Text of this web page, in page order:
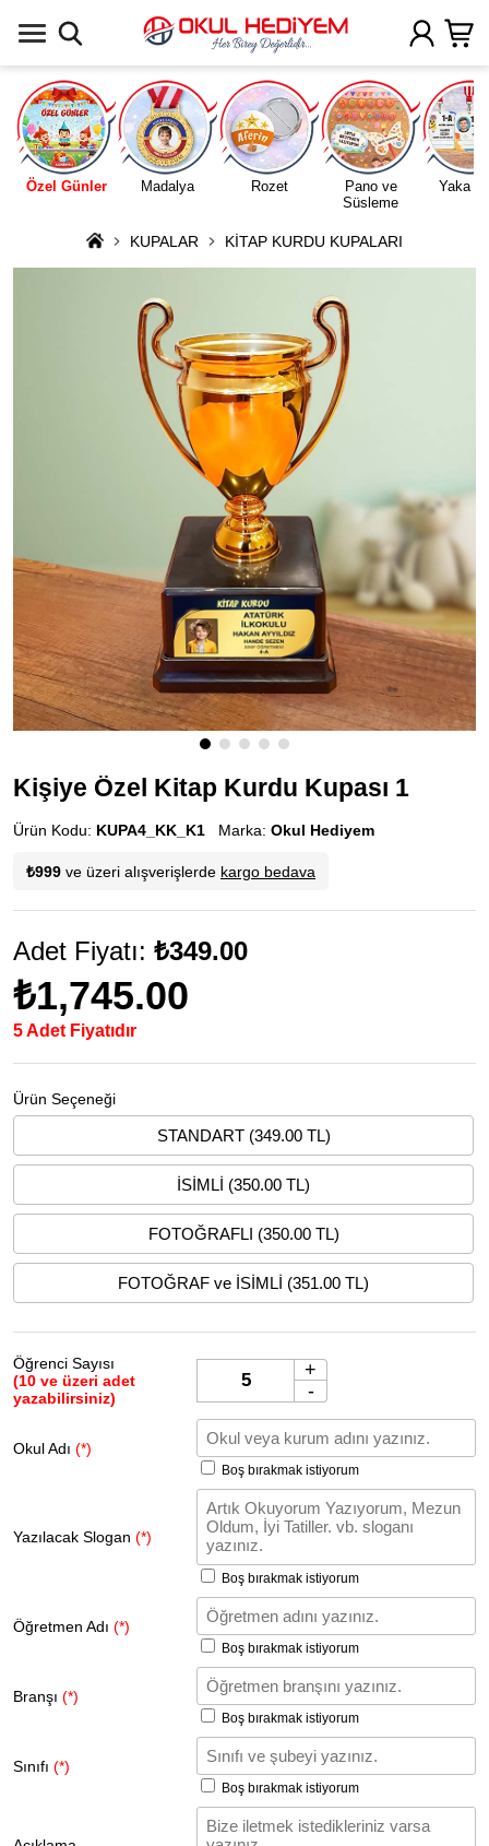
Özel Günler Madalya Rozet
Pano ve
Süsleme
Yaka
KUPALAR KİTAP KURDU KUPALARI
Kişiye Özel Kitap Kurdu Kupası 1
Ürün Kodu: KUPA4_KK_K1 Marka: Okul Hediyem
₺999 ve üzeri alışverişlerde kargo bedava
Adet Fiyatı: ₺349.00
₺1,745.00
5 Adet Fiyatıdır
Ürün Seçeneği
STANDART (349.00 TL)
İSİMLİ (350.00 TL)
FOTOĞRAFLI (350.00 TL)
FOTOĞRAF ve İSİMLİ (351.00 TL)
Öğrenci Sayısı
(10 ve üzeri adet
yazabilirsiniz)
+
-
Okul Adı (*)
Boş bırakmak istiyorum
Yazılacak Slogan (*)
Boş bırakmak istiyorum
Öğretmen Adı (*)
Boş bırakmak istiyorum
Branşı (*)
Boş bırakmak istiyorum
Sınıfı (*)
Boş bırakmak istiyorum
Uygulamada Aç